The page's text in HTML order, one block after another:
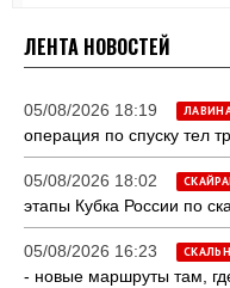
ЛЕНТА НОВОСТЕЙ
05/08/2026 18:19
операция по спуску тел
05/08/2026 18:02
этапы Кубка России по
05/08/2026 16:23
- новые маршруты там,